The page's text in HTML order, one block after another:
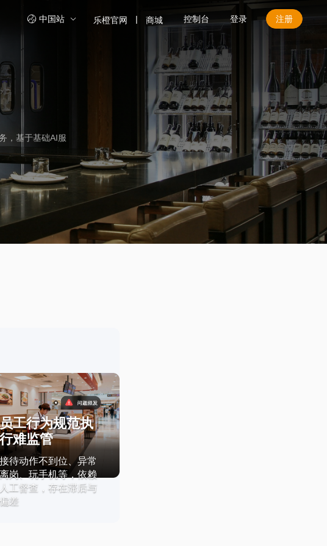
中国站 乐橙官网 | 商城 控制台 登录 注册
，基于基础AI服
工行为规范执
难监管
接待动作不到位、异常
离岗、玩手机等，依赖
人工督查，存在滞后与
偏差